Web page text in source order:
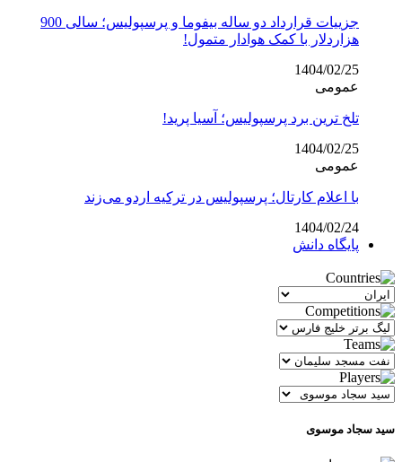
جزییات قرارداد دو ساله بیفوما و پرسپولیس؛ سالی 900
هزاردلار با کمک هوادار متمول!
1404/02/25
عمومی
تلخ ترین برد پرسپولیس؛ آسیا پرید!
1404/02/25
عمومی
با اعلام کارتال؛ پرسپولیس در ترکیه اردو می‌زند
1404/02/24
پایگاه دانش
سید سجاد موسوی